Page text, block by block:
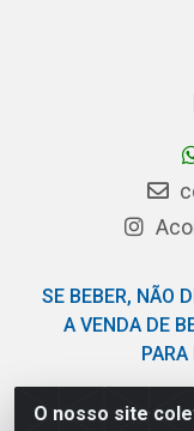
O nosso site
SE BEBER, NÃO
A VENDA DE